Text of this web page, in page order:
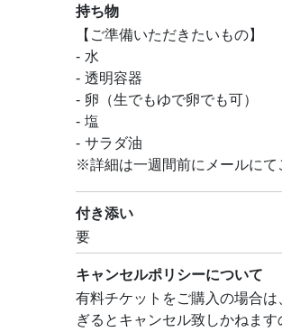
持ち物
【ご準備いただきたいもの】
- 水
- 透明容器
- 卵（生でもゆで卵でも可）
- 塩
- サラダ油
※詳細は一週間前にメールにて
付き添い
要
キャンセルポリシーについて
有料チケットをご購入の場合
ぎるとキャンセル致しかねます